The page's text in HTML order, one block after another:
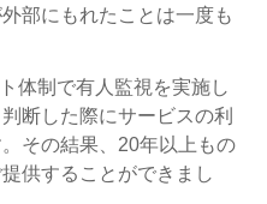
部にもれたことは一度も
体制で有人監視を実施し
断した際にサービスの利
その結果、20年以上もの
供することができまし